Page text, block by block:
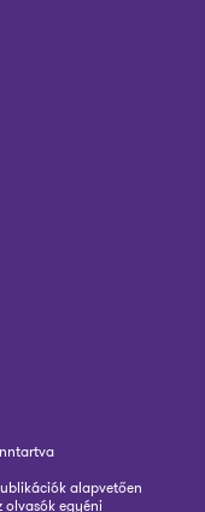
alapvetően
olvasók egyéni